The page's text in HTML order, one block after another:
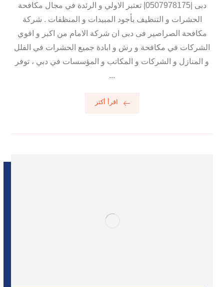
دبى |0507978175| تعتبر الاولي و الرئدة في مجال مكافحة
الحشرات و التنظيف بأجود المبيدات و المنظفات . شركة
مكافحة الصراصير فى دبى ان شركة الامام من اكبر و اقوي
الشركات في مكافحة و رش و ابادة جميع الحشرات في الفلل
و المنازل و الشركات و المكاتب و المؤسسات في دبي ، توفر
...
اقرأ أكثر